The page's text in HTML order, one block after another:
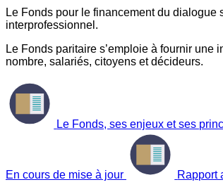
Le Fonds pour le financement du
interprofessionnel.
Le Fonds paritaire s’emploie à fournir
nombre, salariés, citoyens et décideurs.
Le Fonds, ses enjeux et ses
En cours de mise à jour Rapport